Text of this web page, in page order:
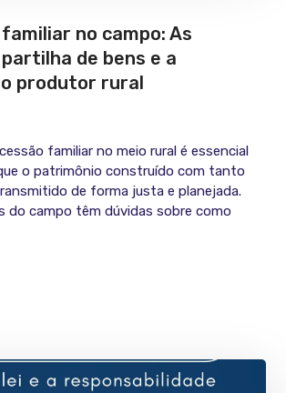
no campo: As
de bens e a
produtor rural
familiar no meio rural é essencial
o patrimônio construído com tanto
de forma justa e planejada.
do campo têm dúvidas sobre como